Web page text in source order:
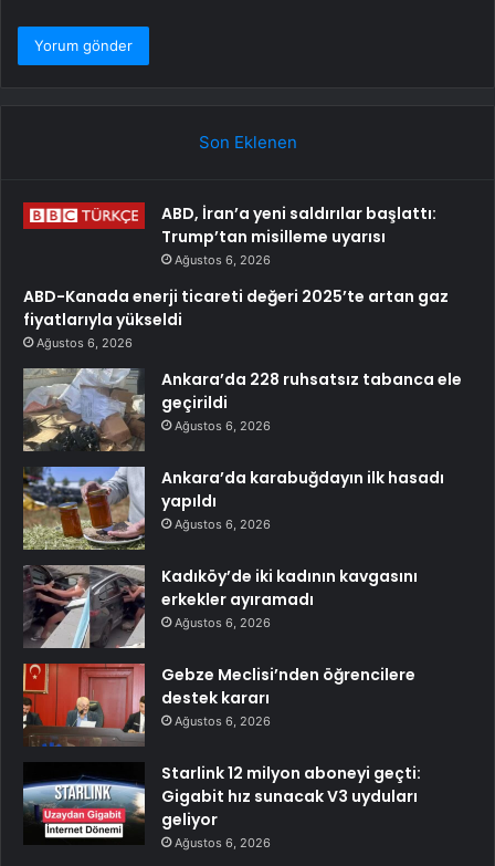
Son Eklenen
ABD, İran’a yeni saldırılar başlattı:
Trump’tan misilleme uyarısı
Ağustos 6, 2026
ABD-Kanada enerji ticareti değeri 2025’te artan gaz
fiyatlarıyla yükseldi
Ağustos 6, 2026
Ankara’da 228 ruhsatsız tabanca ele
geçirildi
Ağustos 6, 2026
Ankara’da karabuğdayın ilk hasadı
yapıldı
Ağustos 6, 2026
Kadıköy’de iki kadının kavgasını
erkekler ayıramadı
Ağustos 6, 2026
Gebze Meclisi’nden öğrencilere
destek kararı
Ağustos 6, 2026
Starlink 12 milyon aboneyi geçti:
Gigabit hız sunacak V3 uyduları
geliyor
Ağustos 6, 2026